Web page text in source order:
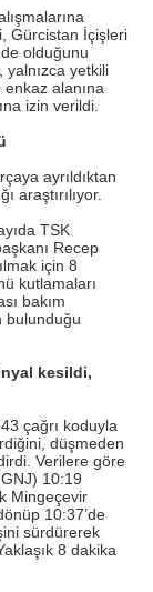
Gürcistan İçişleri
olduğunu
yalnızca yetkili
alanına
izin verildi.
ayrıldıktan
araştırılıyor.
TSK
Recep
için 8
kutlamaları
bakım
bulunduğu
kesildi,
çağrı koduyla
düşmeden
Verilere göre
10:19
Mingeçevir
10:37’de
sürdürerek
8 dakika